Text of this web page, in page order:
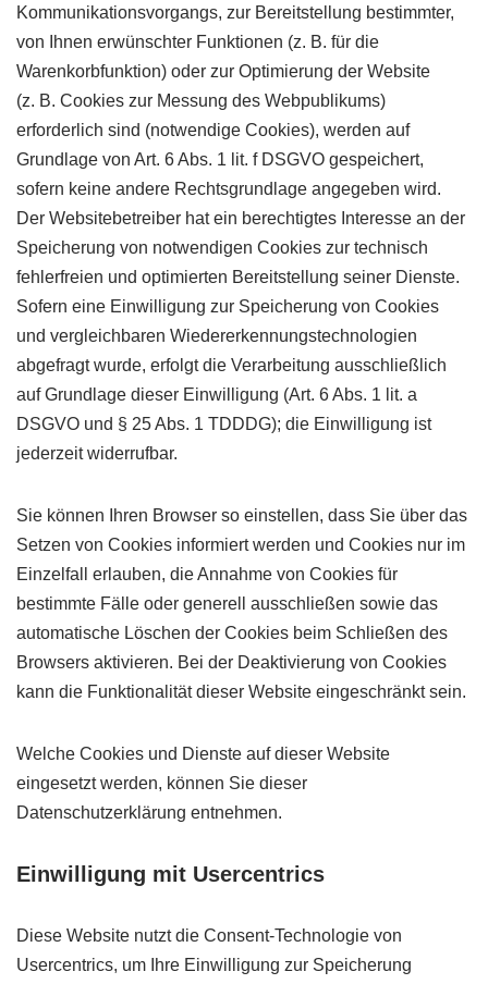
Kommunikationsvorgangs, zur Bereitstellung bestimmter,
von Ihnen erwünschter Funktionen (z. B. für die
Warenkorbfunktion) oder zur Optimierung der Website
(z. B. Cookies zur Messung des Webpublikums)
erforderlich sind (notwendige Cookies), werden auf
Grundlage von Art. 6 Abs. 1 lit. f DSGVO gespeichert,
sofern keine andere Rechtsgrundlage angegeben wird.
Der Websitebetreiber hat ein berechtigtes Interesse an der
Speicherung von notwendigen Cookies zur technisch
fehlerfreien und optimierten Bereitstellung seiner Dienste.
Sofern eine Einwilligung zur Speicherung von Cookies
und vergleichbaren Wiedererkennungstechnologien
abgefragt wurde, erfolgt die Verarbeitung ausschließlich
auf Grundlage dieser Einwilligung (Art. 6 Abs. 1 lit. a
DSGVO und § 25 Abs. 1 TDDDG); die Einwilligung ist
jederzeit widerrufbar.
Sie können Ihren Browser so einstellen, dass Sie über das
Setzen von Cookies informiert werden und Cookies nur im
Einzelfall erlauben, die Annahme von Cookies für
bestimmte Fälle oder generell ausschließen sowie das
automatische Löschen der Cookies beim Schließen des
Browsers aktivieren. Bei der Deaktivierung von Cookies
kann die Funktionalität dieser Website eingeschränkt sein.
Welche Cookies und Dienste auf dieser Website
eingesetzt werden, können Sie dieser
Datenschutzerklärung entnehmen.
Einwilligung mit Usercentrics
Diese Website nutzt die Consent-Technologie von
Usercentrics, um Ihre Einwilligung zur Speicherung